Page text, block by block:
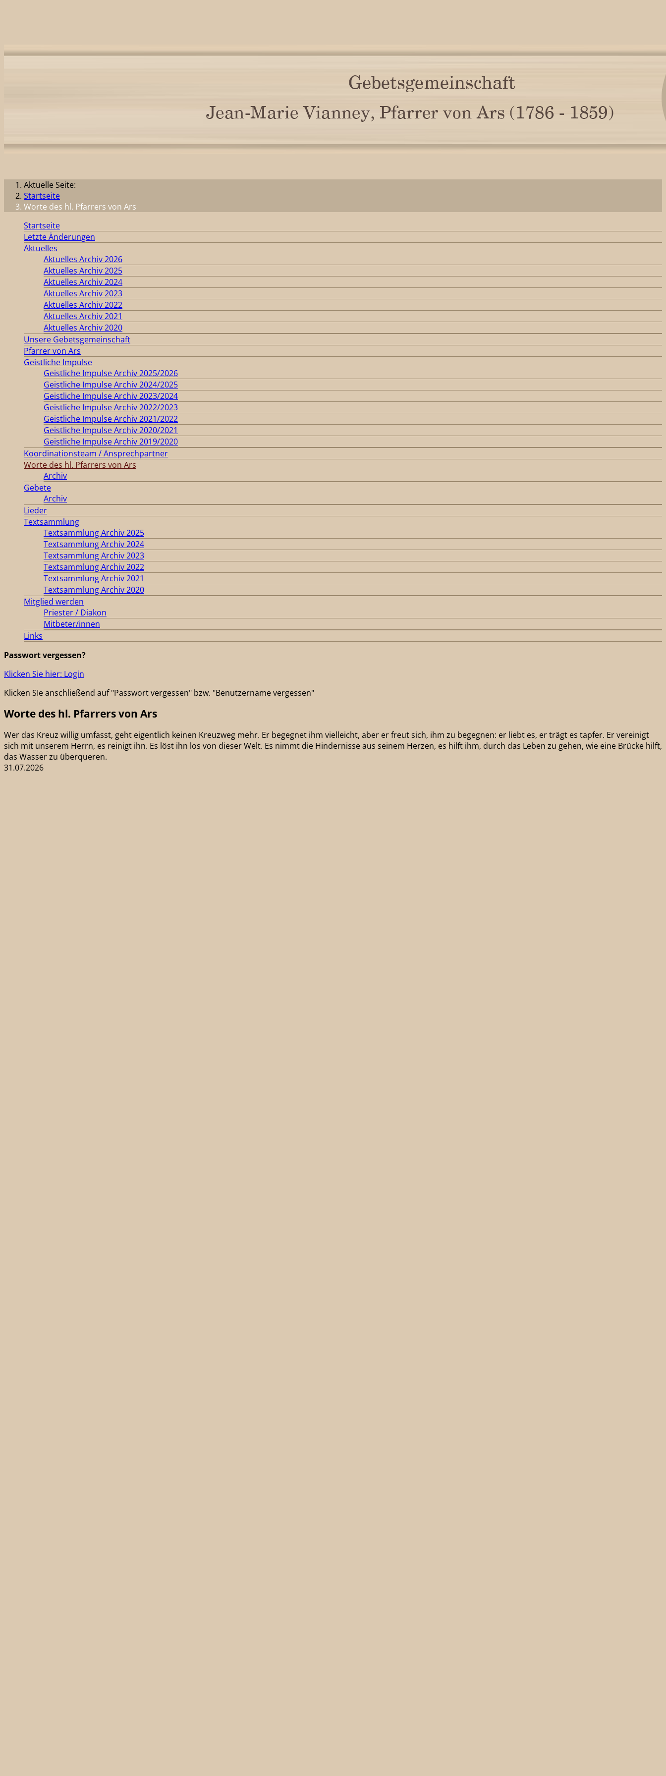
Aktuelle Seite:
Startseite
Worte des hl. Pfarrers von Ars
Startseite
Letzte Änderungen
Aktuelles
Aktuelles Archiv 2026
Aktuelles Archiv 2025
Aktuelles Archiv 2024
Aktuelles Archiv 2023
Aktuelles Archiv 2022
Aktuelles Archiv 2021
Aktuelles Archiv 2020
Unsere Gebetsgemeinschaft
Pfarrer von Ars
Geistliche Impulse
Geistliche Impulse Archiv 2025/2026
Geistliche Impulse Archiv 2024/2025
Geistliche Impulse Archiv 2023/2024
Geistliche Impulse Archiv 2022/2023
Geistliche Impulse Archiv 2021/2022
Geistliche Impulse Archiv 2020/2021
Geistliche Impulse Archiv 2019/2020
Koordinationsteam / Ansprechpartner
Worte des hl. Pfarrers von Ars
Archiv
Gebete
Archiv
Lieder
Textsammlung
Textsammlung Archiv 2025
Textsammlung Archiv 2024
Textsammlung Archiv 2023
Textsammlung Archiv 2022
Textsammlung Archiv 2021
Textsammlung Archiv 2020
Mitglied werden
Priester / Diakon
Mitbeter/innen
Links
Passwort vergessen?
Klicken Sie hier: Login
Klicken SIe anschließend auf "Passwort vergessen" bzw. "Benutzername vergessen"
Worte des hl. Pfarrers von Ars
Wer das Kreuz willig umfasst, geht eigentlich keinen Kreuzweg mehr. Er begegnet ihm vielleicht, aber er freut sich, ihm zu begegnen: er liebt es, er trägt es tapfer. Er vereinigt
sich mit unserem Herrn, es reinigt ihn. Es löst ihn los von dieser Welt. Es nimmt die Hindernisse aus seinem Herzen, es hilft ihm, durch das Leben zu gehen, wie eine Brücke hilft,
das Wasser zu überqueren.
31.07.2026